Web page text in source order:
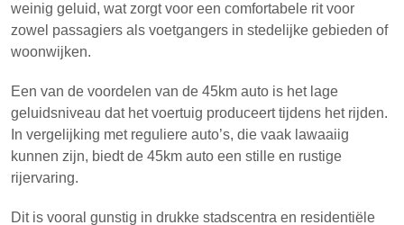
weinig geluid, wat zorgt voor een comfortabele rit voor
zowel passagiers als voetgangers in stedelijke gebieden of
woonwijken.
Een van de voordelen van de 45km auto is het lage
geluidsniveau dat het voertuig produceert tijdens het rijden.
In vergelijking met reguliere auto’s, die vaak lawaaiig
kunnen zijn, biedt de 45km auto een stille en rustige
rijervaring.
Dit is vooral gunstig in drukke stadscentra en residentiële